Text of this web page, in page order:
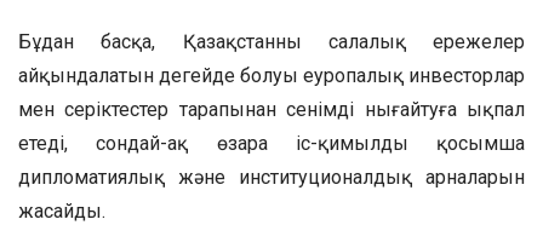
Бұдан басқа, Қазақстанның салалық ережелер
айқындалатын деңгейде болуы еуропалық инвесторлар
мен серіктестер тарапынан сенімді нығайтуға ықпал
етеді, сондай-ақ өзара іс-қимылдың қосымша
дипломатиялық және институционалдық арналарын
жасайды.